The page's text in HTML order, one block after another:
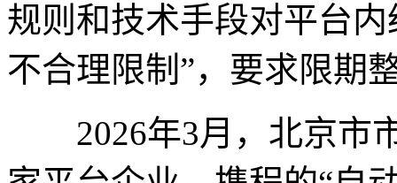
规则和技术手段对平台
不合理限制”，要求限期
2026年3月，北京市市